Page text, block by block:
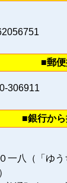
■郵
■銀行か
一八（「ゆ